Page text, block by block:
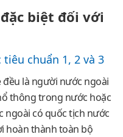
biệt đối với
chuẩn 1, 2 và 3
đều là người nước ngoài
thông trong nước hoặc
ngoài có quốc tịch nước
hoàn thành toàn bộ